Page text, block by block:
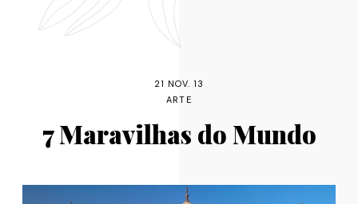
21 NOV. 13
ARTE
7 Maravilhas do Mundo